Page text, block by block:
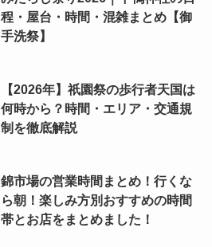
程・屋台・時間・混雑まとめ【御
手洗祭】
【2026年】祇園祭の歩行者天国は
何時から？時間・エリア・交通規
制を徹底解説
錦市場の営業時間まとめ！行くな
ら朝！楽しみ方別おすすめの時間
帯とお店をまとめました！